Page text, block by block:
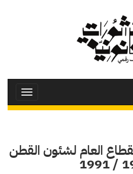
Toggle
العام لشئون القطن